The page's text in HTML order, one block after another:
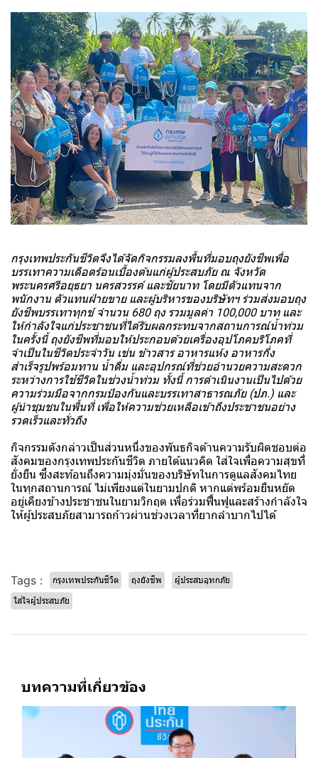
กรุงเทพประกันชีวิตจึงได้จัดกิจกรรมลงพื้นที่มอบถุงยังชีพเพื่อ
บรรเทาความเดือดร้อนเบื้องต้นแก่ผู้ประสบภัย ณ จังหวัด
พระนครศรีอยุธยา นครสวรรค์ และชัยนาท โดยมีตัวแทนจาก
พนักงาน ตัวแทนฝ่ายขาย และผู้บริหารของบริษัทฯ ร่วมส่งมอบถุง
ยังชีพบรรเทาทุกข์ จำนวน 680 ถุง รวมมูลค่า 100,000 บาท และ
ให้กำลังใจแก่ประชาชนที่ได้รับผลกระทบจากสถานการณ์น้ำท่วม
ในครั้งนี้ ถุงยังชีพที่มอบให้ประกอบด้วยเครื่องอุปโภคบริโภคที่
จำเป็นในชีวิตประจำวัน เช่น ข้าวสาร อาหารแห้ง อาหารกึ่ง
สำเร็จรูปพร้อมทาน น้ำดื่ม และอุปกรณ์ที่ช่วยอำนวยความสะดวก
ระหว่างการใช้ชีวิตในช่วงน้ำท่วม ทั้งนี้ การดำเนินงานเป็นไปด้วย
ความร่วมมือจากกรมป้องกันและบรรเทาสาธารณภัย (ปภ.) และ
ผู้นำชุมชนในพื้นที่ เพื่อให้ความช่วยเหลือเข้าถึงประชาชนอย่าง
รวดเร็วและทั่วถึง
กิจกรรมดังกล่าวเป็นส่วนหนึ่งของพันธกิจด้านความรับผิดชอบต่อ
สังคมของกรุงเทพประกันชีวิต ภายใต้แนวคิด ใส่ใจเพื่อความสุขที่
ยั่งยืน ซึ่งสะท้อนถึงความมุ่งมั่นของบริษัทในการดูแลสังคมไทย
ในทุกสถานการณ์ ไม่เพียงแต่ในยามปกติ หากแต่พร้อมยืนหยัด
อยู่เคียงข้างประชาชนในยามวิกฤต เพื่อร่วมฟื้นฟูและสร้างกำลังใจ
ให้ผู้ประสบภัยสามารถก้าวผ่านช่วงเวลาที่ยากลำบากไปได้
Tags : กรุงเทพประกันชีวิต ถุงยังชีพ ผู้ประสบอุทกภัย
ใส่ใจผู้ประสบภัย
บทความที่เกี่ยวข้อง